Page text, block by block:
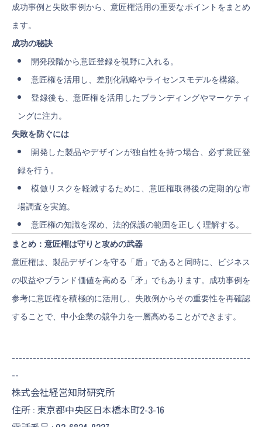
成功事例と失敗事例から、意匠権活用の重要なポイントをまとめ
ます。
成功の秘訣
開発段階から意匠登録を視野に入れる。
意匠権を活用し、差別化戦略やライセンスモデルを構築。
登録後も、意匠権を活用したブランディングやマーケティ
ングに注力。
失敗を防ぐには
開発した製品やデザインが独自性を持つ場合、必ず意匠登
録を行う。
模倣リスクを軽減するために、意匠権取得後の定期的な市
場調査を実施。
意匠権の知識を深め、法的保護の範囲を正しく理解する。
まとめ：意匠権は守りと攻めの武器
意匠権は、製品デザインを守る「盾」であると同時に、ビジネス
の収益やブランド価値を高める「矛」でもあります。成功事例を
参考に意匠権を積極的に活用し、失敗例からその重要性を再確認
することで、中小企業の競争力を一層高めることができます。
--------------------------------------------------------------------
--
株式会社経営知財研究所
住所 : 東京都中央区日本橋本町2-3-16